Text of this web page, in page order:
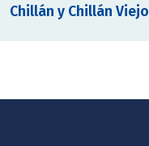
Chillán y Chillán Viejo